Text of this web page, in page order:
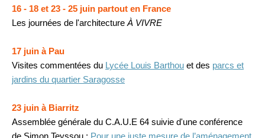
16 - 18 et 23 - 25 juin partout en France
Les journées de l'architecture À VIVRE
17 juin à Pau
Visites commentées du Lycée Louis Barthou et des parcs et
jardins du quartier Saragosse
23 juin à Biarritz
Assemblée générale du C.A.U.E 64 suivie d'une conférence
de Simon Teyssou : Pour une juste mesure de l’aménagement